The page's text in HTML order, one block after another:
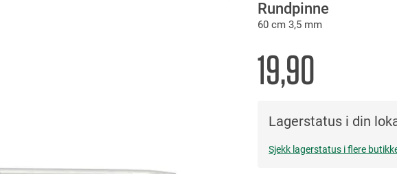
Rundpinne
60 cm 3,5 mm
19,90
Lagerstatus i din
Sjekk lagerstatus i flere